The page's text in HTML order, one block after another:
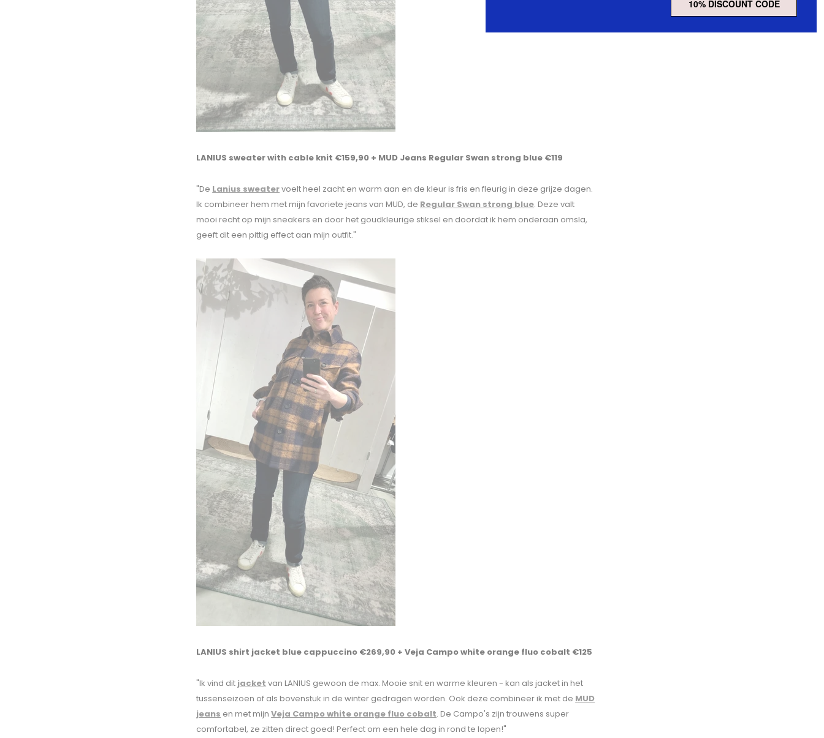
LANIUS sweater with cable knit €159,90 + MUD Jeans Regular Swan strong blue €119
"De Lanius sweatervoelt heel zacht en warm aan en de kleur is fris en fleurig in deze grijze dagen.
Ik combineer hem met mijn favoriete jeans van MUD, de Regular Swan strong blue. Deze valt
mooi recht op mijn sneakers en door het goudkleurige stiksel en doordat ik hem onderaan omsla,
geeft dit een pittig effect aan mijn outfit."
LANIUS shirt jacket blue cappuccino €269,90 + Veja Campo white orange fluo cobalt €125
"Ik vind dit jacket van LANIUS gewoon de max. Mooie snit en warme kleuren - kan als jacket in het
tussenseizoen of als bovenstuk in de winter gedragen worden. Ook deze combineer ik met de MUD
jeans en met mijnVeja Campo white orange fluo cobalt. De Campo's zijn trouwens super
comfortabel, ze zitten direct goed! Perfect om een hele dag in rond te lopen!"
10% DISCOUNT CODE